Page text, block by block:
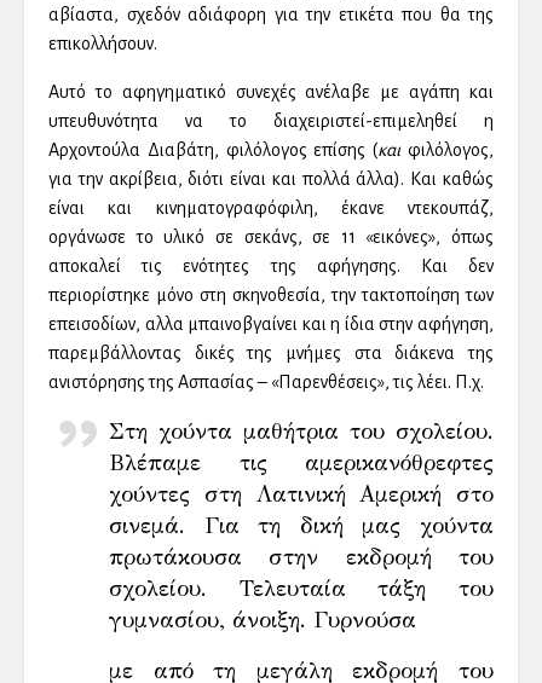
αβίαστα, σχεδόν αδιάφορη για την ετικέτα που θα της
επικολλήσουν.
Αυτό το αφηγηματικό συνεχές ανέλαβε με αγάπη και
υπευθυνότητα να το διαχειριστεί-επιμεληθεί η
Αρχοντούλα Διαβάτη, φιλόλογος επίσης (και φιλόλογος,
για την ακρίβεια, διότι είναι και πολλά άλλα). Και καθώς
είναι και κινηματογραφόφιλη, έκανε ντεκουπάζ,
οργάνωσε το υλικό σε σεκάνς, σε 11 «εικόνες», όπως
αποκαλεί τις ενότητες της αφήγησης. Και δεν
περιορίστηκε μόνο στη σκηνοθεσία, την τακτοποίηση των
επεισοδίων, αλλα μπαινοβγαίνει και η ίδια στην αφήγηση,
παρεμβάλλοντας δικές της μνήμες στα διάκενα της
ανιστόρησης της Ασπασίας – «Παρενθέσεις», τις λέει. Π.χ.
Στη χούντα μαθήτρια του σχολείου.
Βλέπαμε τις αμερικανόθρεφτες
χούντες στη Λατινική Αμερική στο
σινεμά. Για τη δική μας χούντα
πρωτάκουσα στην εκδρομή του
σχολείου. Τελευταία τάξη του
γυμνασίου, άνοιξη. Γυρνούσα
με από τη μεγάλη εκδρομή του